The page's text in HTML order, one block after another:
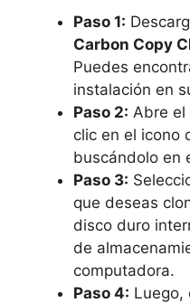
Paso 1:
Carbon Copy
Puedes
instalación en​
Paso 2: Abre el
clic en el icono
buscándolo en
Paso 3:
que deseas
disco duro
de⁣
computadora.
Paso 4: Luego,